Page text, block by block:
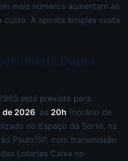
mais números aumentam as
custo. A aposta simples custa
está previsto para
de 2026, às 20h (horário de
no Espaço da Sorte, na
Paulo/SP, com transmissão
Loterias Caixa no